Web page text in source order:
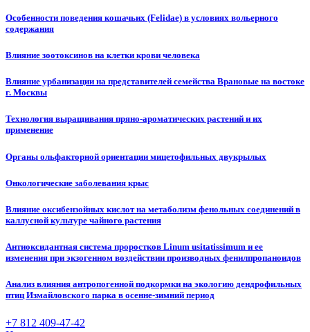
Особенности поведения кошачьих (Felidae) в условиях вольерного
содержания
Влияние зоотоксинов на клетки крови человека
Влияние урбанизации на представителей семейства Врановые на востоке
г. Москвы
Технология выращивания пряно-ароматических растений и их
применение
Органы ольфакторной ориентации мицетофильных двукрылых
Онкологические заболевания крыс
Влияние оксибензойных кислот на метаболизм фенольных соединений в
каллусной культуре чайного растения
Антиоксидантная система проростков Linum usitatissimum и ее
изменения при экзогенном воздействии производных фенилпропаноидов
Анализ влияния антропогенной подкормки на экологию дендрофильных
птиц Измайловского парка в осенне-зимний период
+7 812 409-47-42